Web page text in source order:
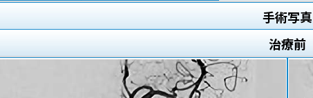
手術写真
治療前